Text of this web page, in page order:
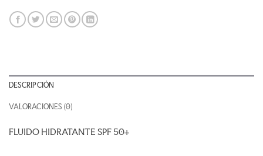
DESCRIPCIÓN
VALORACIONES (0)
FLUIDO HIDRATANTE SPF 50+